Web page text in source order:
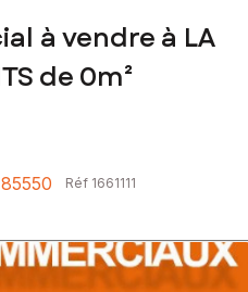
à vendre à LA
de 0m²
Réf 1661111